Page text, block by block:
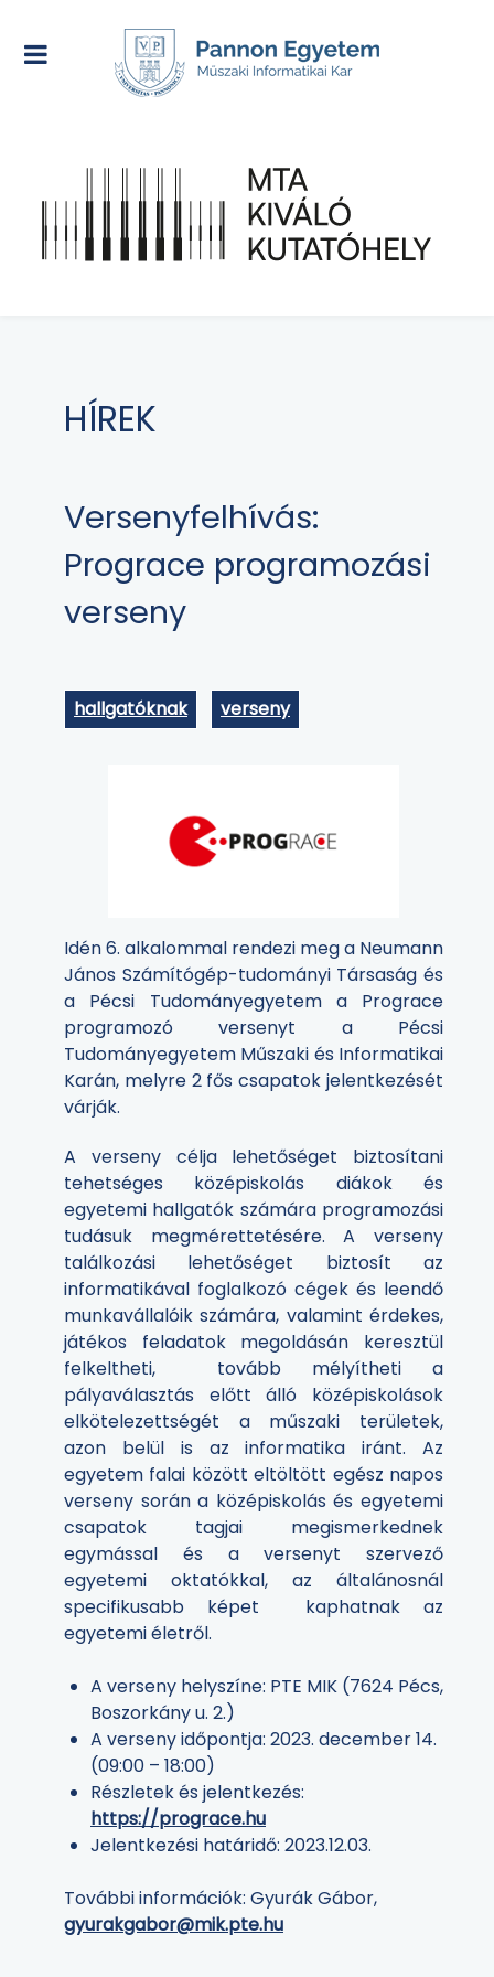
HÍREK
Versenyfelhívás:
Prograce programozási
verseny
hallgatóknak verseny
Idén 6. alkalommal rendezi meg a Neumann
János Számítógép-tudományi Társaság és
a Pécsi Tudományegyetem a Prograce
programozó versenyt a Pécsi
Tudományegyetem Műszaki és Informatikai
Karán, melyre 2 fős csapatok jelentkezését
várják.
A verseny célja lehetőséget biztosítani
tehetséges középiskolás diákok és
egyetemi hallgatók számára programozási
tudásuk megmérettetésére. A verseny
találkozási lehetőséget biztosít az
informatikával foglalkozó cégek és leendő
munkavállalóik számára, valamint érdekes,
játékos feladatok megoldásán keresztül
felkeltheti, tovább mélyítheti a
pályaválasztás előtt álló középiskolások
elkötelezettségét a műszaki területek,
azon belül is az informatika iránt. Az
egyetem falai között eltöltött egész napos
verseny során a középiskolás és egyetemi
csapatok tagjai megismerkednek
egymással és a versenyt szervező
egyetemi oktatókkal, az általánosnál
specifikusabb képet kaphatnak az
egyetemi életről.
A verseny helyszíne: PTE MIK (7624 Pécs,
Boszorkány u. 2.)
A verseny időpontja: 2023. december 14.
(09:00 – 18:00)
Részletek és jelentkezés:
https://prograce.hu
Jelentkezési határidő: 2023.12.03.
További információk: Gyurák Gábor,
gyurakgabor@mik.pte.hu